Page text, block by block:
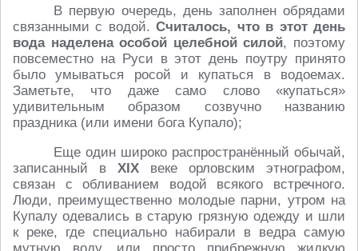
В первую очередь, день заполнен обрядами
связанными с водой.Считалось, что в этот день
вода наделена особой целебной силой, поэтому
повсеместно на Руси в этот день поутру принято
было умываться росой и купаться в водоемах.
Заметьте, что даже само слово «купаться»
удивительным образом созвучно названию
праздника (или имени бога Купало);
Еще один широко распространённый обычай,
записанный в XIX веке орловским этнографом,
связан с обливанием водой всякого встречного.
Люди, преимущественно молодые парни, утром на
Купалу одевались в старую грязную одежду и шли
к реке, где специально набирали в ведра самую